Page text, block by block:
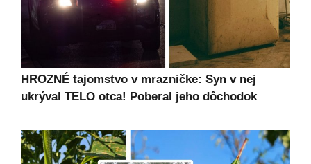
HROZNÉ tajomstvo v mrazničke: Syn v nej
ukrýval TELO otca! Poberal jeho dôchodok